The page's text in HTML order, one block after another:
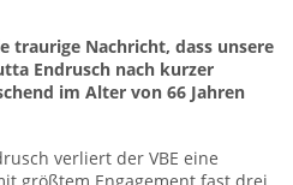
traurige Nachricht, dass unsere
Endrusch nach kurzer
im Alter von 66 Jahren
verliert der VBE eine